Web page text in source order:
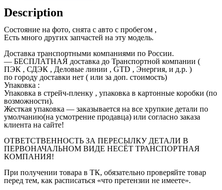
Description
Состояние на фото, снята с авто с пробегом ,
Есть много других запчастей на эту модель.
Доставка транспортными компаниями по России.
— БЕСПЛАТНАЯ доставка до Транспортной компании (
ПЭК , СДЭК , Деловые линии , GTD , Энергия, и д.р. )
по городу доставки нет ( или за доп. стоимость)
Упаковка :
Упаковка в стрейч-пленку , упаковка в картонные коробки (по
возможности).
Жесткая упаковка — заказывается на все хрупкие детали по
умолчанию(на усмотрение продавца) или согласно заказа
клиента на сайте!
ОТВЕТСТВЕННОСТЬ ЗА ПЕРЕСЫЛКУ ДЕТАЛИ В
ПЕРВОНАЧАЛЬНОМ ВИДЕ НЕСЁТ ТРАНСПОРТНАЯ
КОМПАНИЯ!
При получении товара в ТК, обязательно проверяйте товар
перед тем, как расписаться «что претензии не имеете».